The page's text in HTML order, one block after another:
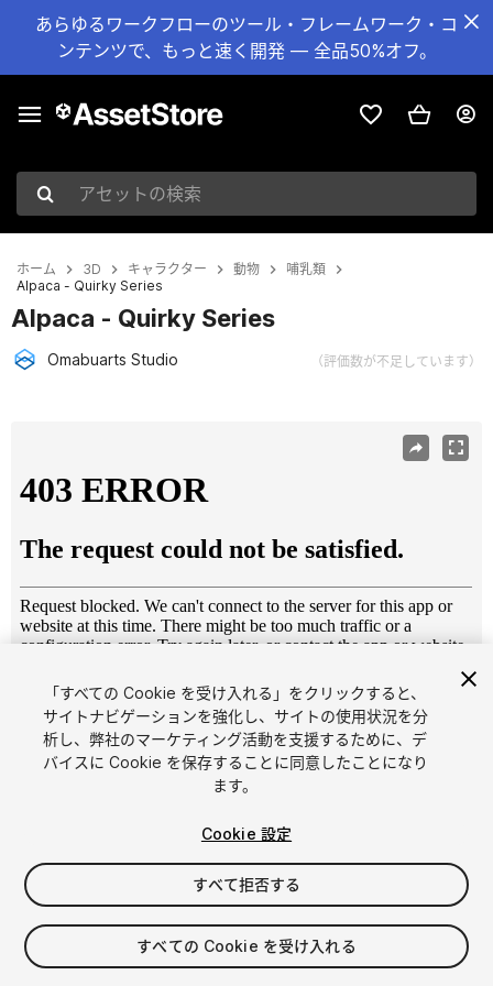
あらゆるワークフローのツール・フレームワーク・コ
ンテンツで、もっと速く開発 — 全品50%オフ。
アセットの検索
ホーム 3D キャラクター 動物
哺乳類
Alpaca - Quirky Series
Alpaca - Quirky Series
Omabuarts Studio （評価数が不足しています）
1 /5
$6
消費税は決済時に計算されます
「すべての Cookie を受け入れる」をクリックすると、
サイトナビゲーションを強化し、サイトの使用状況を分
析し、弊社のマーケティング活動を支援するために、デ
バイスに Cookie を保存することに同意したことになり
ます。
Cookie 設定
すべて拒否する
すべての Cookie を受け入れる